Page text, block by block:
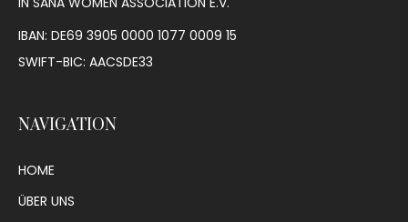
IBAN: DE69 3905 0000 1077 0009 15
SWIFT-BIC: AACSDE33
NAVIGATION
HOME
ÜBER UNS